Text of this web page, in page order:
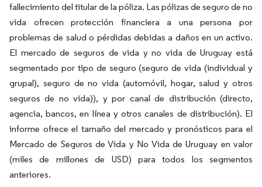
fallecimiento del titular de la póliza. Las pólizas de seguro de no
vida ofrecen protección financiera a una persona por
problemas de salud o pérdidas debidas a daños en un activo.
El mercado de seguros de vida y no vida de Uruguay está
segmentado por tipo de seguro (seguro de vida (individual y
grupal), seguro de no vida (automóvil, hogar, salud y otros
seguros de no vida)), y por canal de distribución (directo,
agencia, bancos, en línea y otros canales de distribución). El
informe ofrece el tamaño del mercado y pronósticos para el
Mercado de Seguros de Vida y No Vida de Uruguay en valor
(miles de millones de USD) para todos los segmentos
anteriores.